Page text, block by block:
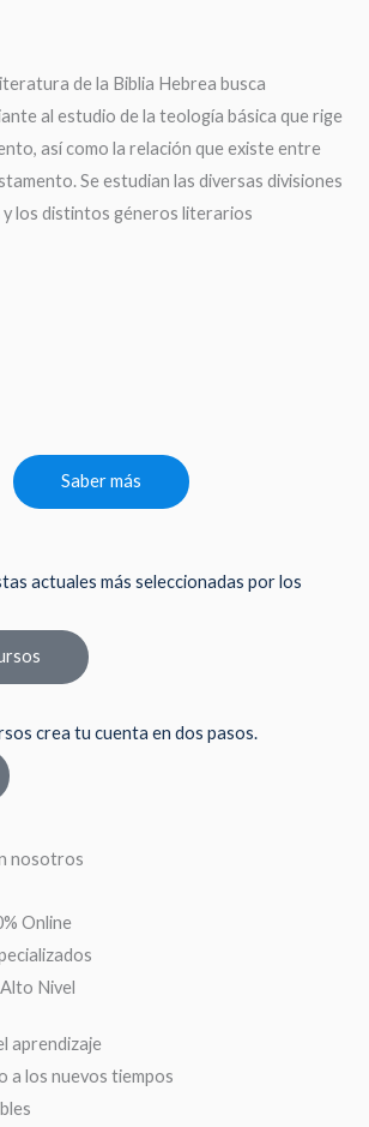
de la Biblia Hebrea busca
al estudio de la teología básica que rige
así como la relación que existe entre
Se estudian las diversas divisiones
y los distintos géneros literarios
Saber más
actuales más seleccionadas por los
crea tu cuenta en dos pasos.
nosotros
Online
Nivel
aprendizaje
a los nuevos tiempos